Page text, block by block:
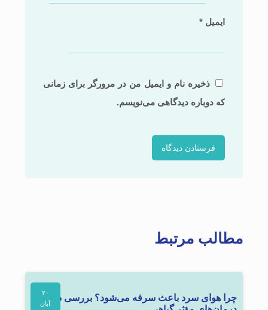
ایمیل *
ذخیره نام و ایمیل من در مرورگر برای زمانی
که دوباره دیدگاهی می‌نویسم.
مطالب مرتبط
۲۰
آبان
چرا هوای سرد باعث سرفه می‌شود؟ بررسی دلایل و